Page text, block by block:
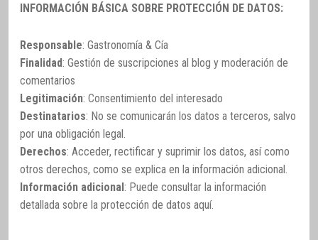
INFORMACIÓN BÁSICA SOBRE PROTECCIÓN DE DATOS:
Responsable: Gastronomía & Cía
Finalidad: Gestión de suscripciones al blog y moderación de
comentarios
Legitimación: Consentimiento del interesado
Destinatarios: No se comunicarán los datos a terceros, salvo
por una obligación legal.
Derechos: Acceder, rectificar y suprimir los datos, así como
otros derechos, como se explica en la información adicional.
Información adicional: Puede consultar la información
detallada sobre la protección de datos aquí.